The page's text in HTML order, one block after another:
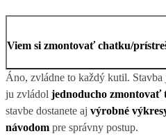
Viem si zmontovať chatku/
Áno, zvládne to každý kutil. Stavba
ju zvládol jednoducho zmontovať
stavbe dostanete aj výrobné
návodom pre správny postup.